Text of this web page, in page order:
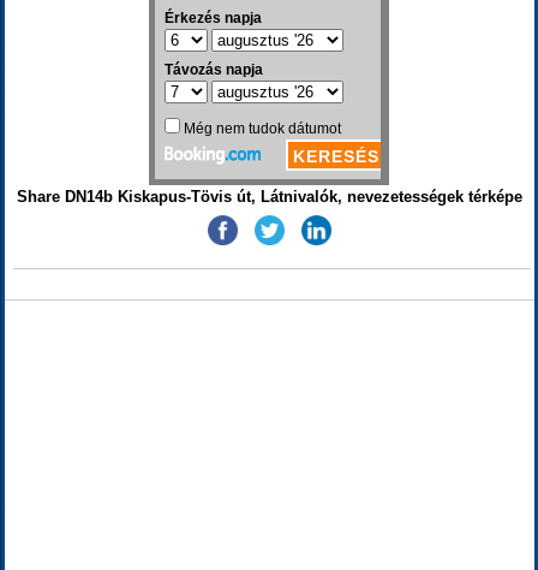
Share DN14b Kiskapus-Tövis út, Látnivalók, nevezetességek térképe